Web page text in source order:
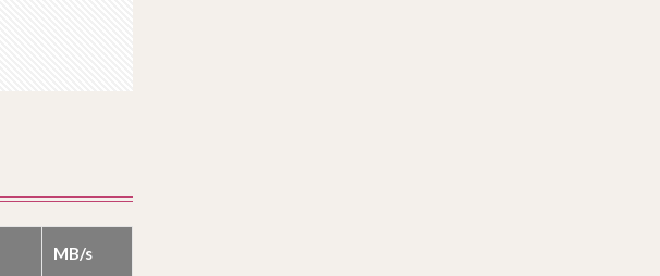
MB/s